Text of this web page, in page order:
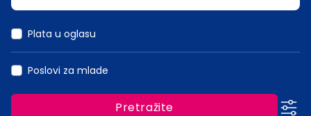
Plata u oglasu
Poslovi za mlade
Pretražite